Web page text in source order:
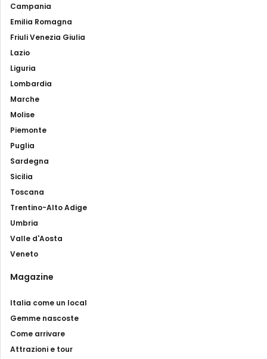
Campania
Emilia Romagna
Friuli Venezia Giulia
Lazio
Liguria
Lombardia
Marche
Molise
Piemonte
Puglia
Sardegna
Sicilia
Toscana
Trentino-Alto Adige
Umbria
Valle d'Aosta
Veneto
Magazine
Italia come un local
Gemme nascoste
Come arrivare
Attrazioni e tour